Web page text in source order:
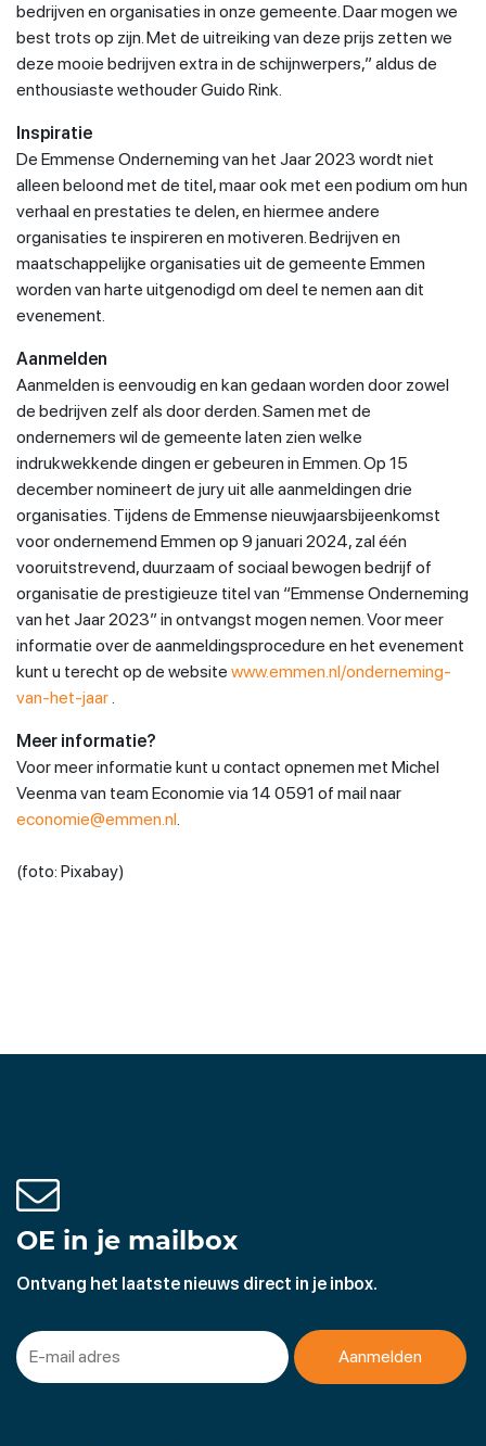
bedrijven en organisaties in onze gemeente. Daar mogen we
best trots op zijn. Met de uitreiking van deze prijs zetten we
deze mooie bedrijven extra in de schijnwerpers,” aldus de
enthousiaste wethouder Guido Rink.
Inspiratie
De Emmense Onderneming van het Jaar 2023 wordt niet
alleen beloond met de titel, maar ook met een podium om hun
verhaal en prestaties te delen, en hiermee andere
organisaties te inspireren en motiveren. Bedrijven en
maatschappelijke organisaties uit de gemeente Emmen
worden van harte uitgenodigd om deel te nemen aan dit
evenement.
Aanmelden
Aanmelden is eenvoudig en kan gedaan worden door zowel
de bedrijven zelf als door derden. Samen met de
ondernemers wil de gemeente laten zien welke
indrukwekkende dingen er gebeuren in Emmen. Op 15
december nomineert de jury uit alle aanmeldingen drie
organisaties. Tijdens de Emmense nieuwjaarsbijeenkomst
voor ondernemend Emmen op 9 januari 2024, zal één
vooruitstrevend, duurzaam of sociaal bewogen bedrijf of
organisatie de prestigieuze titel van “Emmense Onderneming
van het Jaar 2023” in ontvangst mogen nemen. Voor meer
informatie over de aanmeldingsprocedure en het evenement
kunt u terecht op de website www.emmen.nl/onderneming-
van-het-jaar.
Meer informatie?
Voor meer informatie kunt u contact opnemen met Michel
Veenma van team Economie via 14 0591 of mail naar
economie@emmen.nl.
(foto: Pixabay)
OE in je mailbox
Ontvang het laatste nieuws direct in je inbox.